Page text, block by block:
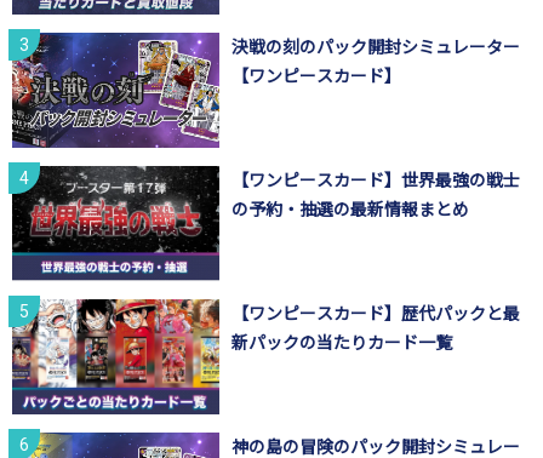
決戦の刻のパック開封シミュレーター
【ワンピースカード】
【ワンピースカード】世界最強の戦士
の予約・抽選の最新情報まとめ
【ワンピースカード】歴代パックと最
新パックの当たりカード一覧
神の島の冒険のパック開封シミュレー